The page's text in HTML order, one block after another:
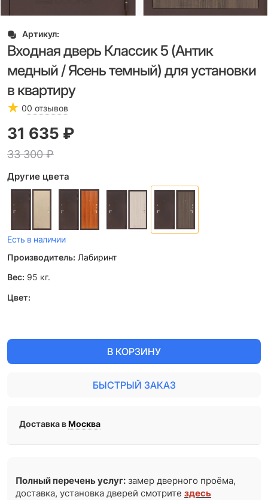
Артикул:
Входная дверь Классик 5 (Антик
медный / Ясень темный) для установки
в квартиру
00 отзывов
33 300 ₽
31 635 ₽
Другие цвета
Есть в наличии
Производитель: Лабиринт
Вес: 95 кг.
Цвет:
В КОРЗИНУ
БЫСТРЫЙ ЗАКАЗ
Доставка вМосква
Полный перечень услуг: замер дверного проёма,
доставка, установка дверей смотритездесь